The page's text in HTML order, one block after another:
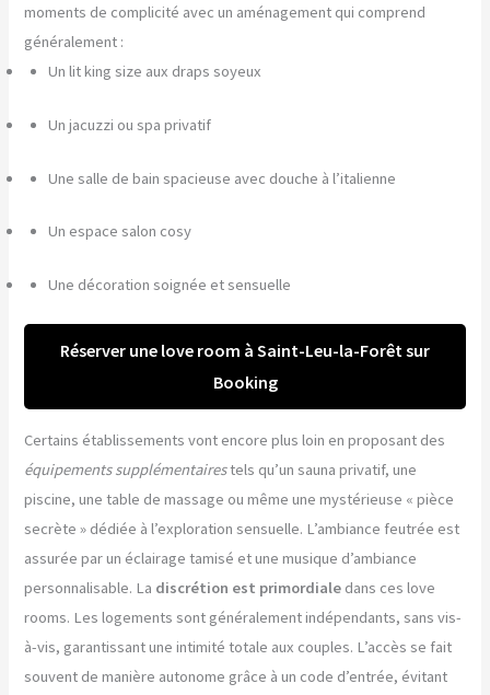
moments de complicité avec un aménagement qui comprend
généralement :
Un lit king size aux draps soyeux
Un jacuzzi ou spa privatif
Une salle de bain spacieuse avec douche à l’italienne
Un espace salon cosy
Une décoration soignée et sensuelle
Réserver une love room à Saint-Leu-la-Forêt sur
Booking
Certains établissements vont encore plus loin en proposant des
équipements supplémentairestels qu’un sauna privatif, une
piscine, une table de massage ou même une mystérieuse « pièce
secrète » dédiée à l’exploration sensuelle. L’ambiance feutrée est
assurée par un éclairage tamisé et une musique d’ambiance
personnalisable. La discrétion est primordiale dans ces love
rooms. Les logements sont généralement indépendants, sans vis-
à-vis, garantissant une intimité totale aux couples. L’accès se fait
souvent de manière autonome grâce à un code d’entrée, évitant